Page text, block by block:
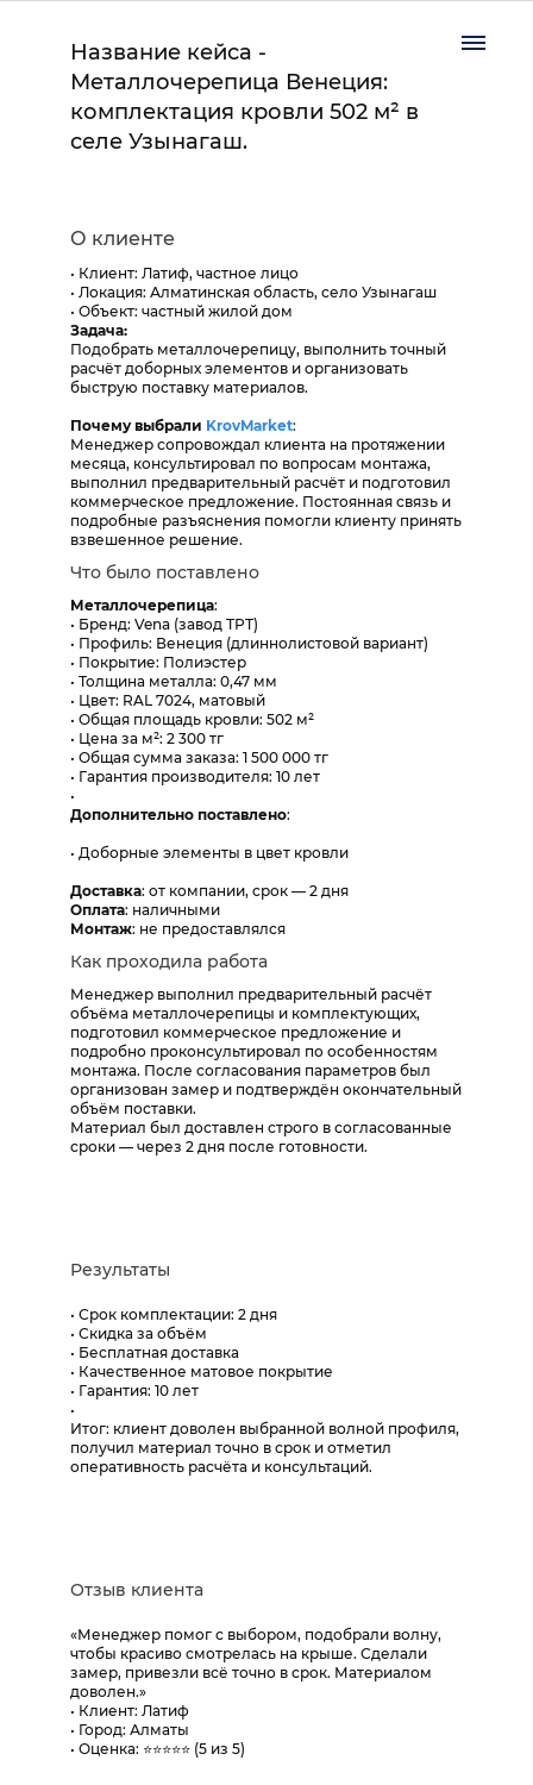
Название кейса -
Металлочерепица Венеция:
комплектация кровли 502 м² в
селе Узынагаш.
О клиенте
• Клиент: Латиф, частное лицо
• Локация: Алматинская область, село Узынагаш
• Объект: частный жилой дом
Задача:
Подобрать металлочерепицу, выполнить точный
расчёт доборных элементов и организовать
быструю поставку материалов.
Почему выбрали KrovMarket:
Менеджер сопровождал клиента на протяжении
месяца, консультировал по вопросам монтажа,
выполнил предварительный расчёт и подготовил
коммерческое предложение. Постоянная связь и
подробные разъяснения помогли клиенту принять
взвешенное решение.
Что было поставлено
Металлочерепица:
• Бренд: Vena (завод ТРТ)
• Профиль: Венеция (длиннолистовой вариант)
• Покрытие: Полиэстер
• Толщина металла: 0,47 мм
• Цвет: RAL 7024, матовый
• Общая площадь кровли: 502 м²
• Цена за м²: 2 300 тг
• Общая сумма заказа: 1 500 000 тг
• Гарантия производителя: 10 лет
•
Дополнительно поставлено:
• Доборные элементы в цвет кровли
Доставка: от компании, срок — 2 дня
Оплата: наличными
Монтаж: не предоставлялся
Как проходила работа
Менеджер выполнил предварительный расчёт
объёма металлочерепицы и комплектующих,
подготовил коммерческое предложение и
подробно проконсультировал по особенностям
монтажа. После согласования параметров был
организован замер и подтверждён окончательный
объём поставки.
Материал был доставлен строго в согласованные
сроки — через 2 дня после готовности.
Результаты
• Срок комплектации: 2 дня
• Скидка за объём
• Бесплатная доставка
• Качественное матовое покрытие
• Гарантия: 10 лет
•
Итог: клиент доволен выбранной волной профиля,
получил материал точно в срок и отметил
оперативность расчёта и консультаций.
Отзыв клиента
«Менеджер помог с выбором, подобрали волну,
чтобы красиво смотрелась на крыше. Сделали
замер, привезли всё точно в срок. Материалом
доволен.»
• Клиент: Латиф
• Город: Алматы
• Оценка: ⭐⭐⭐⭐⭐ (5 из 5)